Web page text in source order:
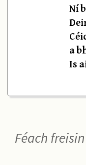
Ní
a
Is
Féach freisin